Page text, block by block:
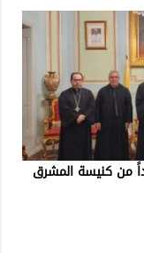
من كنيسة المشرق